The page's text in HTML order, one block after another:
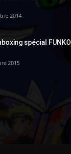
2014
spécial FUNKO
2015